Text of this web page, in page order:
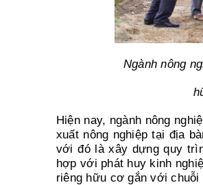
Ngành nông
Hiện nay, ngành nông
xuất nông nghiệp tại địa
với đó là xây dựng quy
hợp với phát huy kinh
riêng hữu cơ gắn với